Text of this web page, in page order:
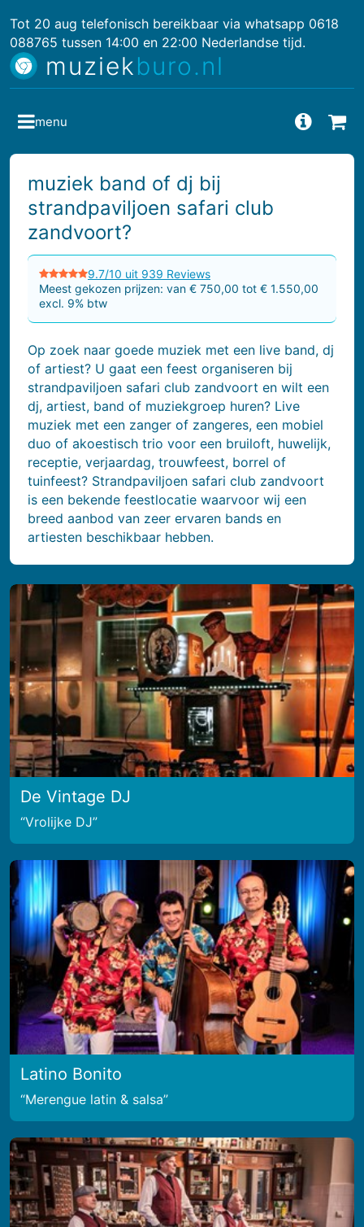
Tot 20 aug telefonisch bereikbaar via whatsapp 0618
088765 tussen 14:00 en 22:00 Nederlandse tijd.
muziekburo.nl
muziek band of dj bij
strandpaviljoen safari club
zandvoort?
9.7/10 uit 939 Reviews
Meest gekozen prijzen: van € 750,00 tot € 1.550,00
excl. 9% btw
Op zoek naar goede muziek met een live band, dj
of artiest? U gaat een feest organiseren bij
strandpaviljoen safari club zandvoort en wilt een
dj, artiest, band of muziekgroep huren? Live
muziek met een zanger of zangeres, een mobiel
duo of akoestisch trio voor een bruiloft, huwelijk,
receptie, verjaardag, trouwfeest, borrel of
tuinfeest? Strandpaviljoen safari club zandvoort
is een bekende feestlocatie waarvoor wij een
breed aanbod van zeer ervaren bands en
artiesten beschikbaar hebben.
De Vintage DJ
Vrolijke DJ
Latino Bonito
Merengue latin & salsa
menu